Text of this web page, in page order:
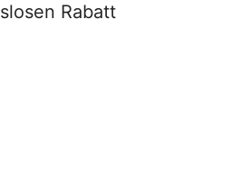
Rabatt